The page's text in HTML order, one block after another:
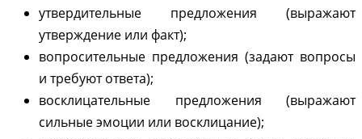
утвердительные предложения (выражают
утверждение или факт);
вопросительные предложения (задают вопросы
и требуют ответа);
восклицательные предложения (выражают
сильные эмоции или восклицание);